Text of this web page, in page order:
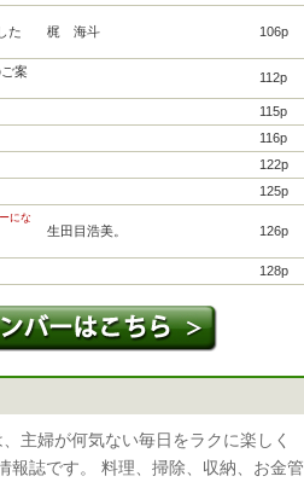
た
梶 海斗 106p
案
112p
115p
116p
122p
125p
にな
生田目浩美。 126p
128p
主婦が何気ない毎日をラクに楽しく
報誌です。 料理、掃除、収納、お金管